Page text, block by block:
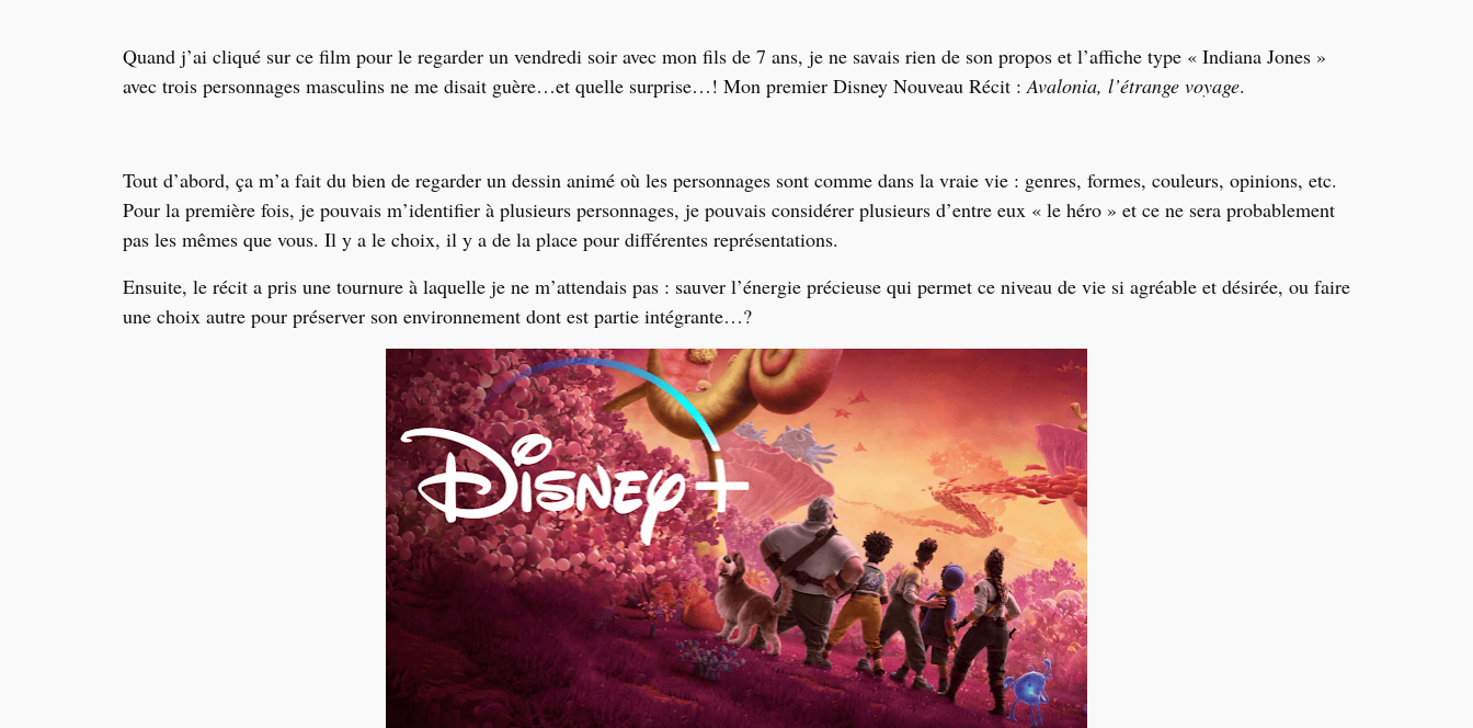
Quand j’ai cliqué sur ce film pour le regarder un vendredi soir avec mon fils de 7 ans, je ne savais rien de son propos et l’affiche type « Indiana Jones »
avec trois personnages masculins ne me disait guère…et quelle surprise…! Mon premier Disney Nouveau Récit : Avalonia, l’étrange voyage.
Tout d’abord, ça m’a fait du bien de regarder un dessin animé où les personnages sont comme dans la vraie vie : genres, formes, couleurs, opinions, etc.
Pour la première fois, je pouvais m’identifier à plusieurs personnages, je pouvais considérer plusieurs d’entre eux « le héro » et ce ne sera probablement
pas les mêmes que vous. Il y a le choix, il y a de la place pour différentes représentations.
Ensuite, le récit a pris une tournure à laquelle je ne m’attendais pas : sauver l’énergie précieuse qui permet ce niveau de vie si agréable et désirée, ou faire
une choix autre pour préserver son environnement dont est partie intégrante…?